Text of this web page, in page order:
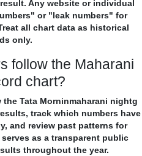
Any website or individual
or "leak numbers" for
all chart data as historical
only.
follow the Maharani
chart?
Tata Morninmaharani nightg
track which numbers have
and review past patterns for
as a transparent public
throughout the year.